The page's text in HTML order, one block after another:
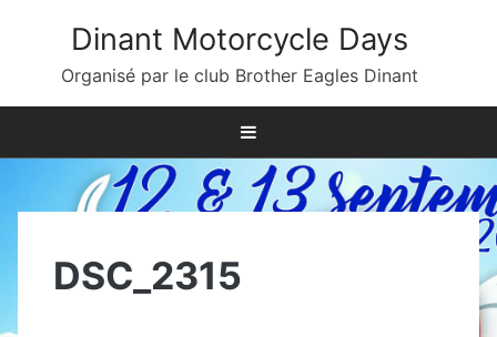
Dinant Motorcycle Days
Organisé par le club Brother Eagles Dinant
DSC_2315